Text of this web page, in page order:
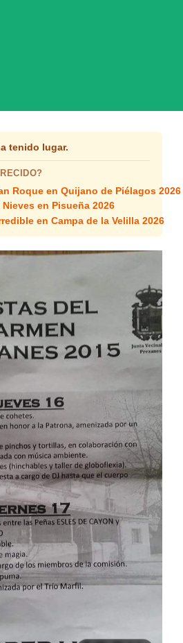
tenido lugar.
Roque en Quijano de Piélagos 2026
Nieves en Pisueña 2026
en Campa de la Velilla 2026